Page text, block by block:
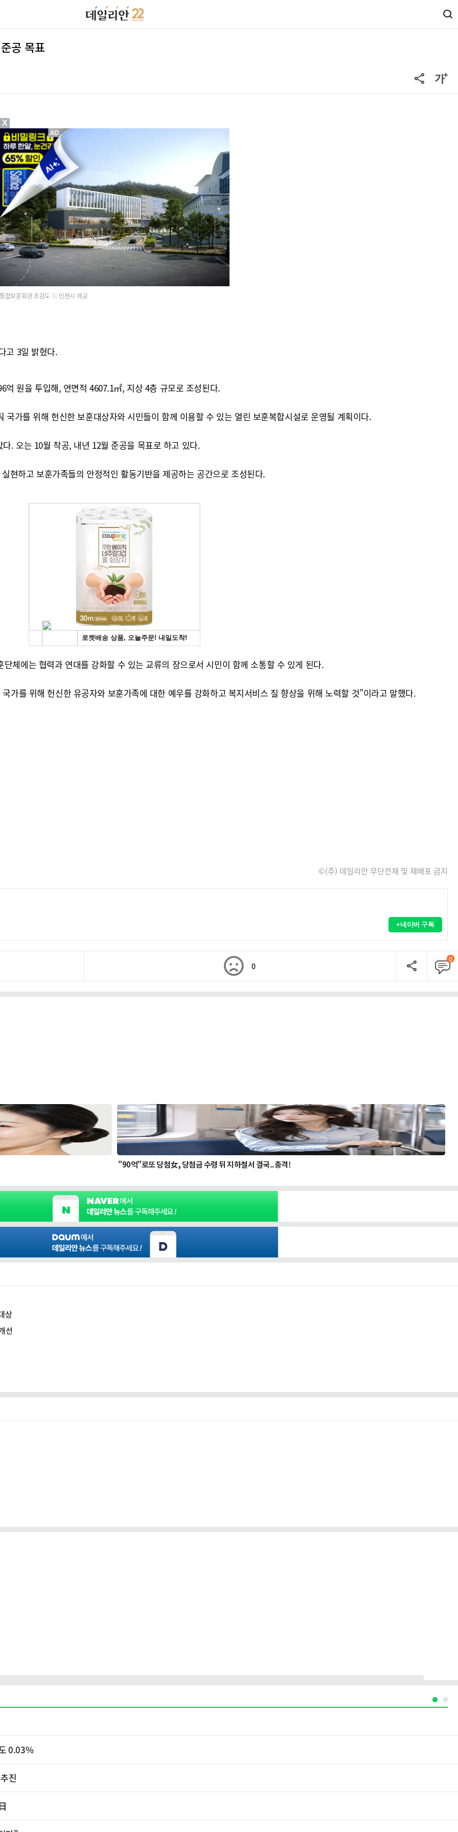
공 목표
통합보훈회관 조감도 ⓒ 인천시 제공
고 3일 밝혔다.
원을 투입해, 연면적 4607.1㎡, 지상 4층 규모로 조성된다.
가를 위해 헌신한 보훈대상자와 시민들이 함께 이용할 수 있는 열린 보훈복합시설로 운영될 계획이다.
. 오는 10월 착공, 내년 12월 준공을 목표로 하고 있다.
현하고 보훈가족들의 안정적인 활동기반을 제공하는 공간으로 조성된다.
체에는 협력과 연대를 강화할 수 있는 교류의 장으로서 시민이 함께 소통할 수 있게 된다.
가를 위해 헌신한 유공자와 보훈가족에 대한 예우를 강화하고 복지서비스 질 향상을 위해 노력할 것”이라고 말했다.
©(주) 데일리안 무단전재 및 재배포 금지
+네이버 구독
0
0
상
선
0.03%
진
X